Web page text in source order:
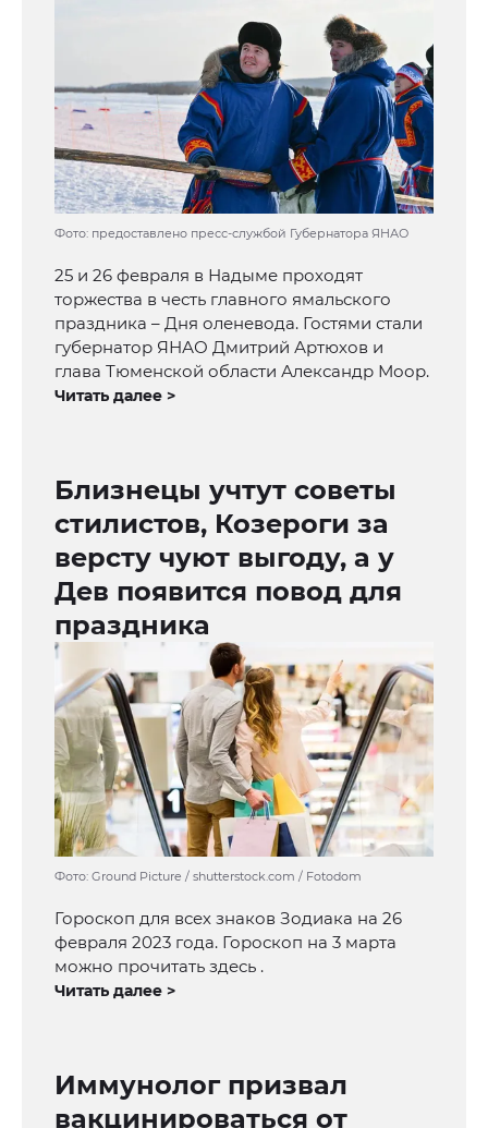
Фото: предоставлено пресс-службой Губернатора ЯНАО
25 и 26 февраля в Надыме проходят
торжества в честь главного ямальского
праздника – Дня оленевода. Гостями стали
губернатор ЯНАО Дмитрий Артюхов и
глава Тюменской области Александр Моор.
Читать далее >
Близнецы учтут советы
стилистов, Козероги за
версту чуют выгоду, а у
Дев появится повод для
праздника
Фото: Ground Picture / shutterstock.com / Fotodom
Гороскоп для всех знаков Зодиака на 26
февраля 2023 года. Гороскоп на 3 марта
можно прочитать здесь .
Читать далее >
Иммунолог призвал
вакцинироваться от